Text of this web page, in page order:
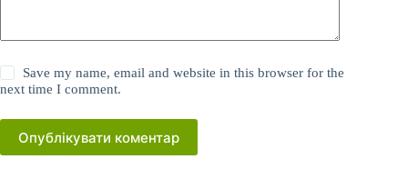
Save my name, email and website in this browser for the
next time I comment.
Опублікувати коментар